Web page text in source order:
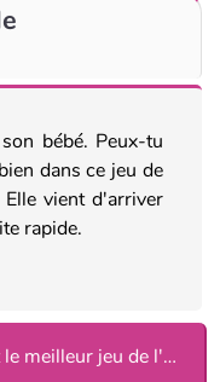
bébé. Peux-tu
dans ce jeu de
vient d'arriver
rapide.
Et le meilleur jeu de l'année est 2019